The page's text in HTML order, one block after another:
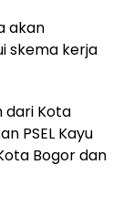
akan
skema kerja
dari Kota
PSEL Kayu
Bogor dan